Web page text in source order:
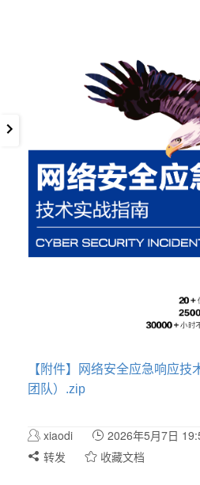
【附件】网络安全应急响应
团队）.zip
xiaodi 2026年5月7日
转发
收藏文档